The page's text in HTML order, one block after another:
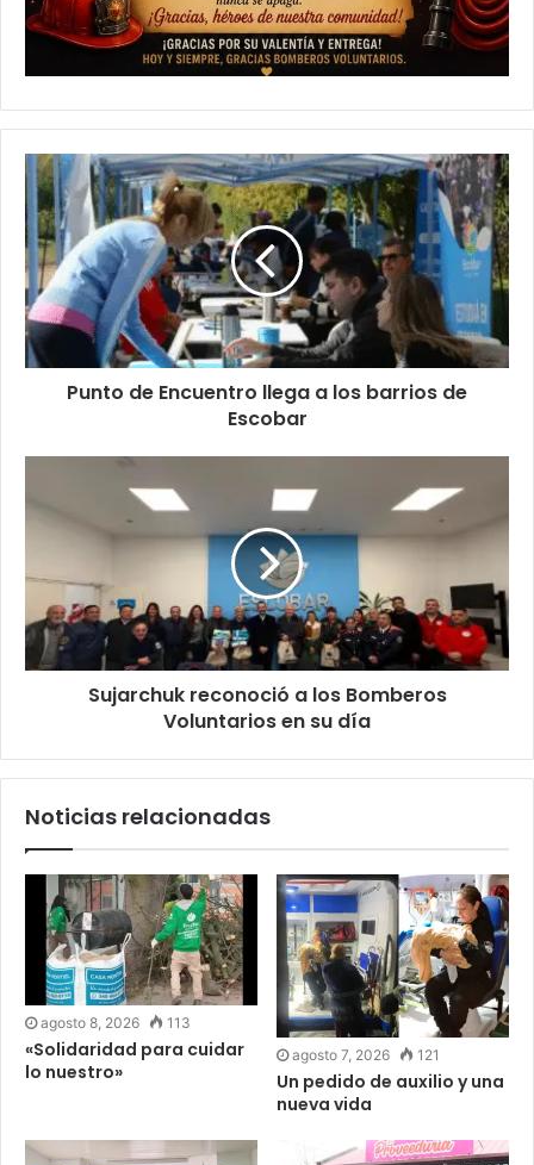
Punto de Encuentro llega a los barrios de
Escobar
Sujarchuk reconoció a los Bomberos
Voluntarios en su día
Noticias relacionadas
agosto 8, 2026 113
«Solidaridad para cuidar
lo nuestro»
agosto 7, 2026 121
Un pedido de auxilio y una
nueva vida